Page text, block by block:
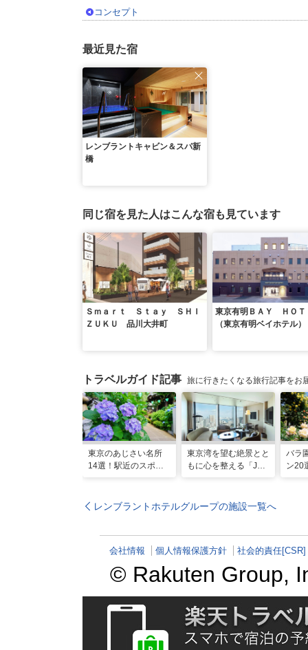
コンセプト
最近見た宿
レンブラントキャビン＆スパ新
橋
同じ宿を見た人はこんな宿も見ています
Ｓｍａｒｔ Ｓｔａｙ ＳＨＩ
ＺＵＫＵ 品川大井町
東京有明ＢＡＹ ＨＯＴ
（東京有明ベイホテル）
トラベルガイド記事 旅に行きたくなる旅行記事をお
東京のあじさい名所
14選！駅近のスポッ
東京湾を望む絶景とと
もに心を整える「JW
な滞在
バラ
ン20
レンブラントホテルグループの施設一覧へ
会社情報 個人情報保護方針 社会的責任[CSR]
© Rakuten Group,